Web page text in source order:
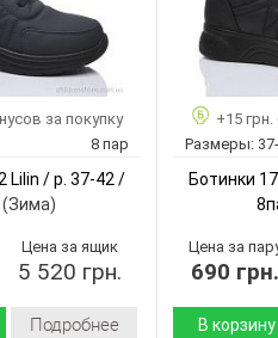
за покупку
8 пар
Lilin / p. 37-42 /
(Зима)
Цена за ящик
5 520 грн.
Подробнее
+15
Размеры:
Ботинки
Цена за
690 грн.
В корзину